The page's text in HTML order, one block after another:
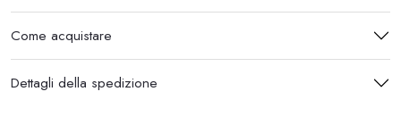
Come acquistare
Dettagli della spedizione